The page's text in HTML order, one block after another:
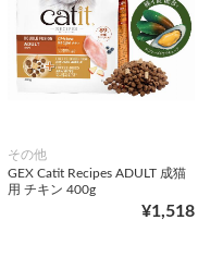
その他
GEX Catit Recipes ADULT 成猫
用 チキン 400g
¥1,518